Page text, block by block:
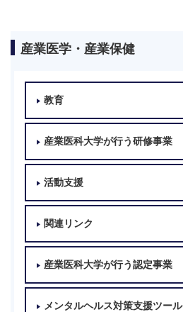
産業医学・産業保健
教育
産業医科大学が行う研修事業
活動支援
関連リンク
産業医科大学が行う認定事業
メンタルヘルス対策支援ツール